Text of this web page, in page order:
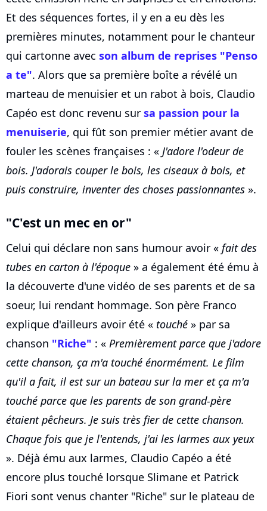
Et des séquences fortes, il y en a eu dès les
premières minutes, notamment pour le chanteur
qui cartonne avec son album de reprises "Penso
a te". Alors que sa première boîte a révélé un
marteau de menuisier et un rabot à bois, Claudio
Capéo est donc revenu sur sa passion pour la
menuiserie, qui fût son premier métier avant de
fouler les scènes françaises : « J'adore l'odeur de
bois. J'adorais couper le bois, les ciseaux à bois, et
puis construire, inventer des choses passionnantes ».
"C'est un mec en or"
Celui qui déclare non sans humour avoir « fait des
tubes en carton à l'époque » a également été ému à
la découverte d'une vidéo de ses parents et de sa
soeur, lui rendant hommage. Son père Franco
explique d'ailleurs avoir été « touché » par sa
chanson "Riche" : « Premièrement parce que j'adore
cette chanson, ça m'a touché énormément. Le film
qu'il a fait, il est sur un bateau sur la mer et ça m'a
touché parce que les parents de son grand-père
étaient pêcheurs. Je suis très fier de cette chanson.
Chaque fois que je l'entends, j'ai les larmes aux yeux
». Déjà ému aux larmes, Claudio Capéo a été
encore plus touché lorsque Slimane et Patrick
Fiori sont venus chanter "Riche" sur le plateau de